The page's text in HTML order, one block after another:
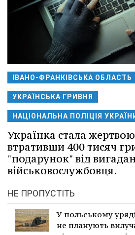
ІВАНО-ФРАНКІВСЬКА ОБЛАСТЬ
УКРАЇНСЬКА ГРИВНЯ
НАЦІОНАЛЬНА ПОЛІЦІЯ
Українка стала
втративши 400 тисяч
"подарунок" від
військовослужбовця.
НЕ ПРОПУСТІТЬ
У польському
не планують